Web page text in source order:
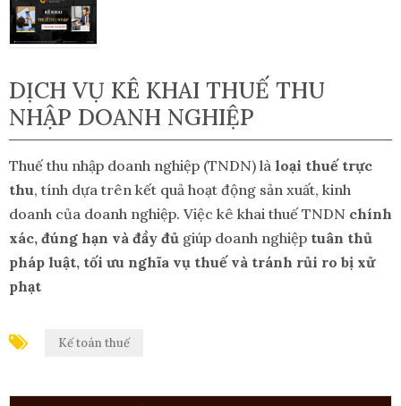
DỊCH VỤ KÊ KHAI THUẾ THU
NHẬP DOANH NGHIỆP
Thuế thu nhập doanh nghiệp (TNDN) là loại thuế trực
thu, tính dựa trên kết quả hoạt động sản xuất, kinh
doanh của doanh nghiệp. Việc kê khai thuế TNDN chính
xác, đúng hạn và đầy đủ giúp doanh nghiệp tuân thủ
pháp luật, tối ưu nghĩa vụ thuế và tránh rủi ro bị xử
phạt
Kế toán thuế